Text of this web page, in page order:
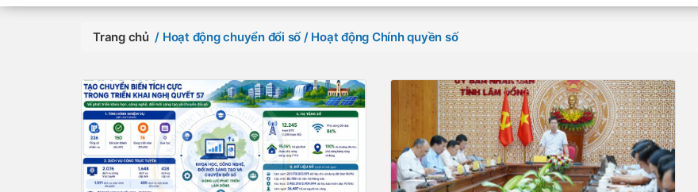
Trang chủ / Hoạt động chuyển đổi số/ Hoạt động Chính quyền số